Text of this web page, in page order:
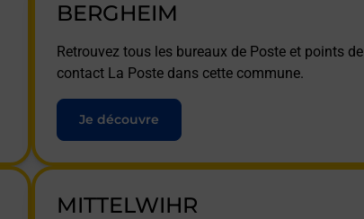
BERGHEIM
Retrouvez tous les bureaux de Poste et points de
contact La Poste dans cette commune.
Je découvre
MITTELWIHR